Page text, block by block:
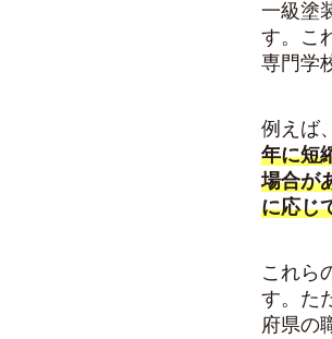
一級塗
す。こ
専門学
例えば、
年に短
場合が
に応じ
これら
す。た
府県の